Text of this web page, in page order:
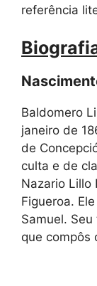
referência
Baldomero
janeiro de
de
culta e de
Nazario Lillo
Figueroa.
Samuel.
que compôs